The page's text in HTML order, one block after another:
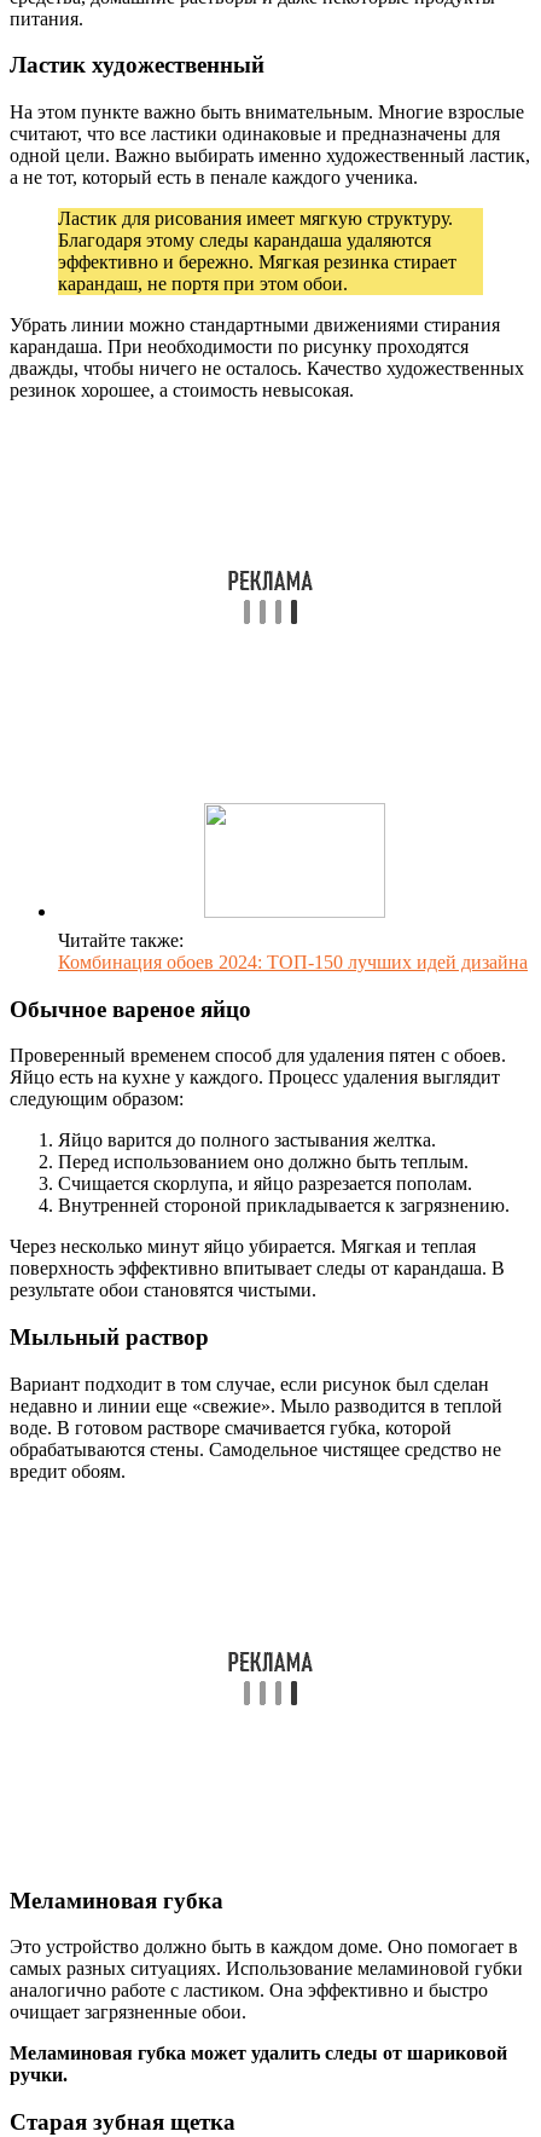
питания.
Ластик художественный
На этом пункте важно быть внимательным. Многие взрослые
считают, что все ластики одинаковые и предназначены для
одной цели. Важно выбирать именно художественный ластик,
а не тот, который есть в пенале каждого ученика.
Ластик для рисования имеет мягкую структуру.
Благодаря этому следы карандаша удаляются
эффективно и бережно. Мягкая резинка стирает
карандаш, не портя при этом обои.
Убрать линии можно стандартными движениями стирания
карандаша. При необходимости по рисунку проходятся
дважды, чтобы ничего не осталось. Качество художественных
резинок хорошее, а стоимость невысокая.
Читайте также:
Комбинация обоев 2024: ТОП-150 лучших идей дизайна
Обычное вареное яйцо
Проверенный временем способ для удаления пятен с обоев.
Яйцо есть на кухне у каждого. Процесс удаления выглядит
следующим образом:
Яйцо варится до полного застывания желтка.
Перед использованием оно должно быть теплым.
Счищается скорлупа, и яйцо разрезается пополам.
Внутренней стороной прикладывается к загрязнению.
Через несколько минут яйцо убирается. Мягкая и теплая
поверхность эффективно впитывает следы от карандаша. В
результате обои становятся чистыми.
Мыльный раствор
Вариант подходит в том случае, если рисунок был сделан
недавно и линии еще «свежие». Мыло разводится в теплой
воде. В готовом растворе смачивается губка, которой
обрабатываются стены. Самодельное чистящее средство не
вредит обоям.
Меламиновая губка
Это устройство должно быть в каждом доме. Оно помогает в
самых разных ситуациях. Использование меламиновой губки
аналогично работе с ластиком. Она эффективно и быстро
очищает загрязненные обои.
Меламиновая губка может удалить следы от шариковой
ручки.
Старая зубная щетка